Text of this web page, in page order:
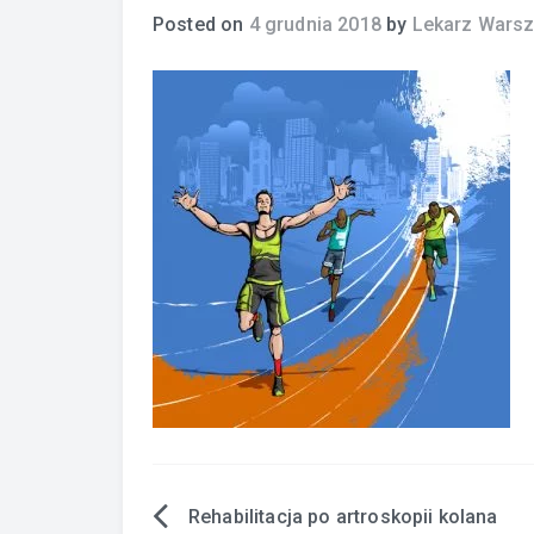
Posted on 4 grudnia 2018by Lekarz
Rehabilitacja po artroskopii kolana